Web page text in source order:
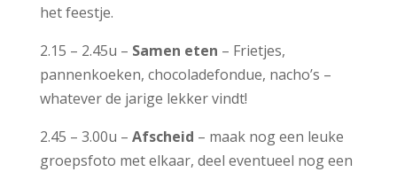
het feestje.
2.15 – 2.45u – Samen eten – Frietjes,
pannenkoeken, chocoladefondue, nacho’s –
whatever de jarige lekker vindt!
2.45 – 3.00u – Afscheid – maak nog een leuke
groepsfoto met elkaar, deel eventueel nog een